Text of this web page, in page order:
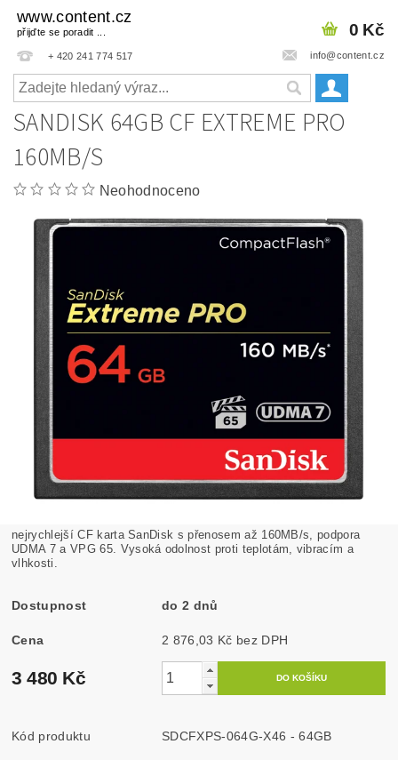
www.content.cz
přijďte se poradit ...
+ 420 241 774 517 info@content.cz
0 Kč
SANDISK 64GB CF EXTREME PRO
160MB/S
Neohodnoceno
nejrychlejší CF karta SanDisk s přenosem až 160MB/s, podpora
UDMA 7 a VPG 65. Vysoká odolnost proti teplotám, vibracím a
vlhkosti.
Dostupnost do 2 dnů
Cena 2 876,03 Kč bez DPH
3 480 Kč
Kód produktu SDCFXPS-064G-X46 - 64GB